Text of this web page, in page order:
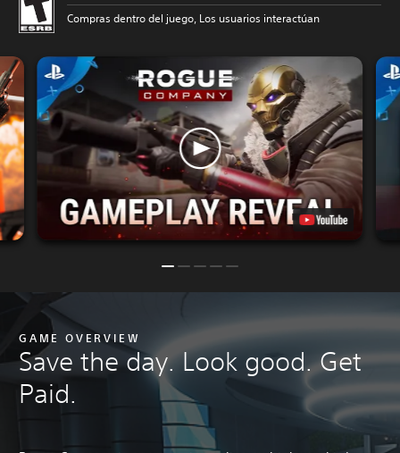
Compras dentro del juego, Los usuarios interactúan
GAME OVERVIEW
Save the day. Look good. Get
Paid.